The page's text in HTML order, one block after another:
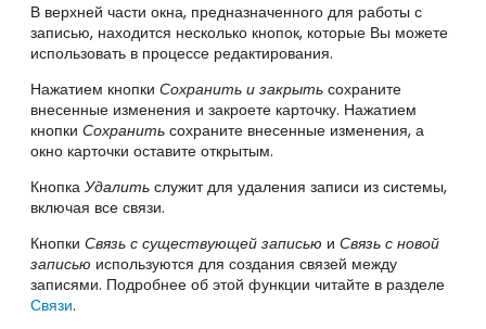
В верхней части окна, предназначенного для работы с
записью, находится несколько кнопок, которые Вы можете
использовать в процессе редактирования.
Нажатием кнопки Сохранить и закрыть сохраните
внесенные изменения и закроете карточку. Нажатием
кнопки Сохранить сохраните внесенные изменения, а
окно карточки оставите открытым.
Кнопка Удалить служит для удаления записи из системы,
включая все связи.
Кнопки Связь с существующей записью и Связь с новой
записью используются для создания связей между
записями. Подробнее об этой функции читайте в разделе
Связи.